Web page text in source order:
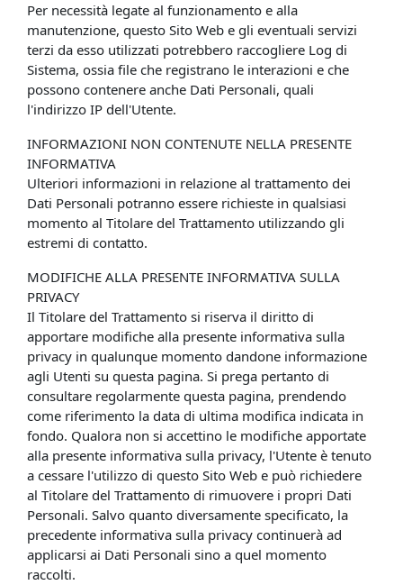
Per necessità legate al funzionamento e alla
manutenzione, questo Sito Web e gli eventuali servizi
terzi da esso utilizzati potrebbero raccogliere Log di
Sistema, ossia file che registrano le interazioni e che
possono contenere anche Dati Personali, quali
l'indirizzo IP dell'Utente.
INFORMAZIONI NON CONTENUTE NELLA PRESENTE
INFORMATIVA
Ulteriori informazioni in relazione al trattamento dei
Dati Personali potranno essere richieste in qualsiasi
momento al Titolare del Trattamento utilizzando gli
estremi di contatto.
MODIFICHE ALLA PRESENTE INFORMATIVA SULLA
PRIVACY
Il Titolare del Trattamento si riserva il diritto di
apportare modifiche alla presente informativa sulla
privacy in qualunque momento dandone informazione
agli Utenti su questa pagina. Si prega pertanto di
consultare regolarmente questa pagina, prendendo
come riferimento la data di ultima modifica indicata in
fondo. Qualora non si accettino le modifiche apportate
alla presente informativa sulla privacy, l'Utente è tenuto
a cessare l'utilizzo di questo Sito Web e può richiedere
al Titolare del Trattamento di rimuovere i propri Dati
Personali. Salvo quanto diversamente specificato, la
precedente informativa sulla privacy continuerà ad
applicarsi ai Dati Personali sino a quel momento
raccolti.